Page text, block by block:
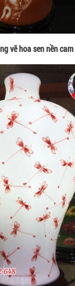
vẽ hoa sen nền cam